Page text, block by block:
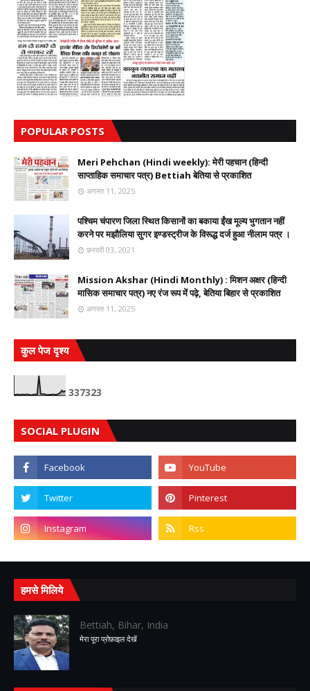
POPULAR POSTS
Meri Pehchan (Hindi weekly): मेरी पहचान (हिन्दी
साप्ताहिक समाचार पत्र) Bettiah बेतिया से प्रकाशित
अगस्त 11, 2025
पश्चिम चंपारण जिला स्थित किसानों का बकाया ईंख मूल्य भुगतान नहीं
करने पर मझौलिया सुगर इण्डस्ट्रीज के विरूद्ध दर्ज हुआ नीलाम पत्र ।
फ़रवरी 03, 2021
Mission Akshar (Hindi Monthly) : मिशन अक्षर (हिन्दी
मासिक समाचार पत्र) नए रंज रूप में पढ़े, बेतिया बिहार से प्रकाशित
अगस्त 11, 2025
कुल पेज दृश्य
337323
SOCIAL PLUGIN
हमसे मिलिये
Bettiah, Bihar, India
मेरा पूरा प्रोफ़ाइल देखें